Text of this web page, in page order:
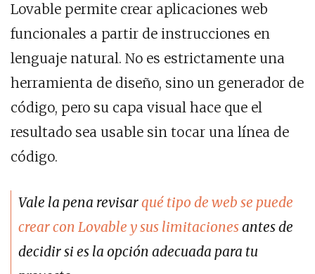
Lovable permite crear aplicaciones web
funcionales a partir de instrucciones en
lenguaje natural. No es estrictamente una
herramienta de diseño, sino un generador de
código, pero su capa visual hace que el
resultado sea usable sin tocar una línea de
código.
Vale la pena revisarqué tipo de web se puede
crear con Lovable y sus limitacionesantes de
decidir si es la opción adecuada para tu